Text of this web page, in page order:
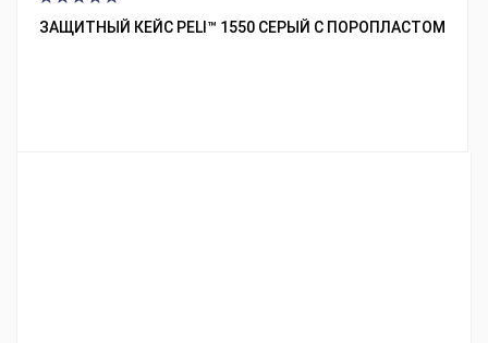
ЗАЩИТНЫЙ КЕЙС PELI™ 1550 СЕРЫЙ С ПОРОПЛАСТОМ